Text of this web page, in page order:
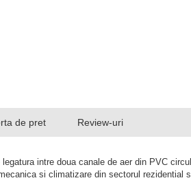
de pret Review-uri
intre doua canale de aer din PVC
si climatizare din sectorul rezidential